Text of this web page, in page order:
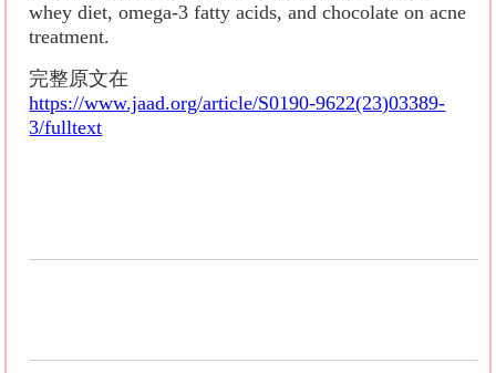
whey diet, omega-3 fatty acids, and chocolate on acne
treatment.
完整原文在
https://www.jaad.org/article/S0190-9622(23)03389-
3/fulltext